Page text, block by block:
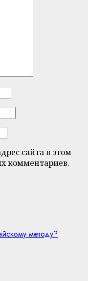
сайта в этом
комментариев.
методу?